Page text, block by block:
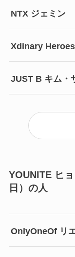
NTX ジェミン
Xdinary
JUST B キム・
YOUNITE ヒ
日）の人
OnlyOneOf リ